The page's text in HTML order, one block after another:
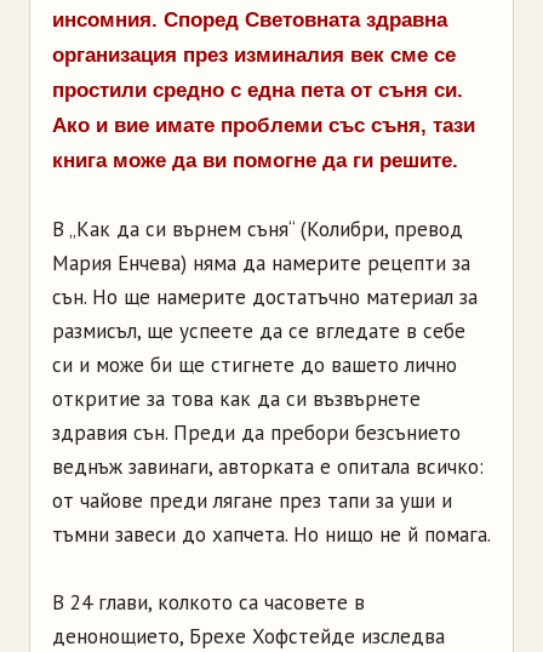
инсомния. Според Световната здравна
организация през изминалия век сме се
простили средно с една пета от съня си.
Ако и вие имате проблеми със съня, тази
книга може да ви помогне да ги решите.
В „Как да си върнем съня“ (Колибри, превод
Мария Енчева) няма да намерите рецепти за
сън. Но ще намерите достатъчно материал за
размисъл, ще успеете да се вгледате в себе
си и може би ще стигнете до вашето лично
откритие за това как да си възвърнете
здравия сън. Преди да пребори безсънието
веднъж завинаги, авторката е опитала всичко:
от чайове преди лягане през тапи за уши и
тъмни завеси до хапчета. Но нищо не й помага.
В 24 глави, колкото са часовете в
денонощието, Брехе Хофстейде изследва